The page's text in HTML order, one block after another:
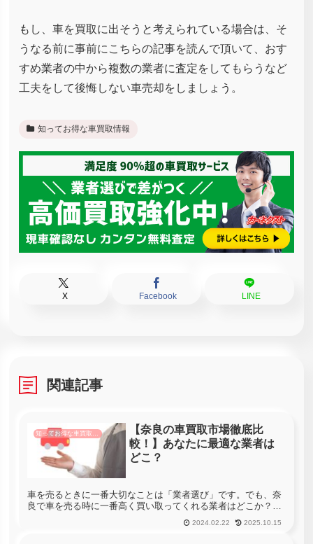
もし、車を買取に出そうと考えられている場合は、そ
うなる前に事前にこちらの記事を読んで頂いて、おす
すめ業者の中から複数の業者に査定をしてもらうなど
工夫をして後悔しない車売却をしましょう。
知ってお得な車買取情報
X Facebook LINE
関連記事
知ってお得な車買取情報
【奈良の車買取市場徹底比
較！】あなたに最適な業者は
どこ？
車を売るときに一番大切なことは「業者選び」です。でも、奈
良で車を売る時に一番高く買い取ってくれる業者はどこか？っ
て聞かれても分からない・・・という方も多いと思います。奈
良には259社の車買取店があります。車を売る時に奈良のすべ
2024.02.22 2025.10.15